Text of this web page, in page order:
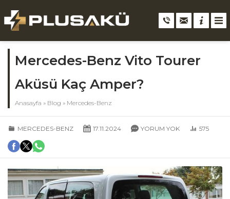
Mercedes-Benz Vito Tourer
Aküsü Kaç Amper?
Anasayfa » Blog » Mercedes-Benz
MERCEDES-BENZ 17.11.2024 YORUM YOK 575